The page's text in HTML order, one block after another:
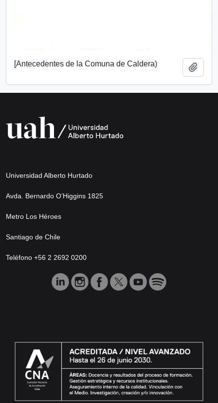
[Antecedentes de la Comuna de Caldera)
Universidad Alberto Hurtado
Avda. Bernardo O’Higgins 1825
Metro Los Héroes
Santiago de Chile
Teléfono +56 2 2692 0200